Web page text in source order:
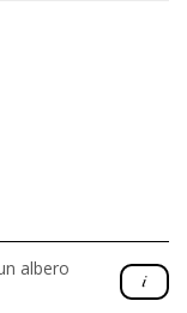
albero